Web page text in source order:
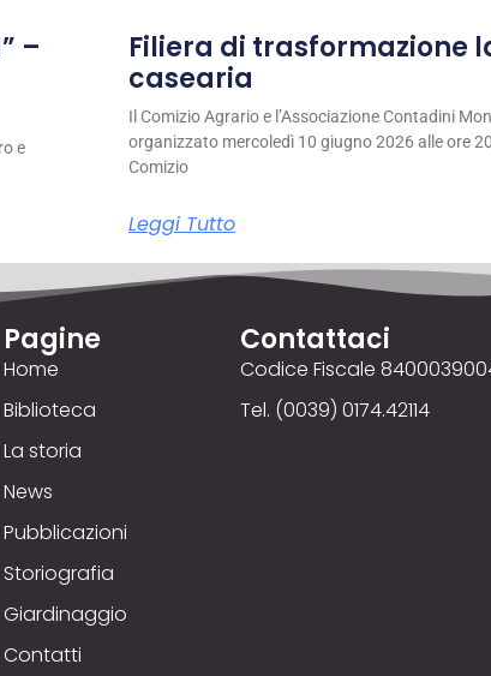
–
e
Filiera di trasformazione
casearia
Il Comizio Agrario e l’Associazione Contadini
organizzato mercoledì 10 giugno 2026 alle ore
Comizio
Leggi Tutto
Pagine
Home
Biblioteca
La storia
News
Pubblicazioni
Storiografia
Giardinaggio
Contatti
Contattaci
Codice Fiscale
Tel. (0039) 0174.42114